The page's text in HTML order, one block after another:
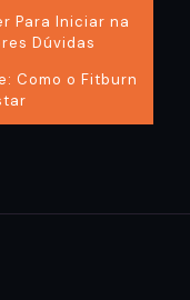
Para Iniciar na
Dúvidas
Como o Fitburn